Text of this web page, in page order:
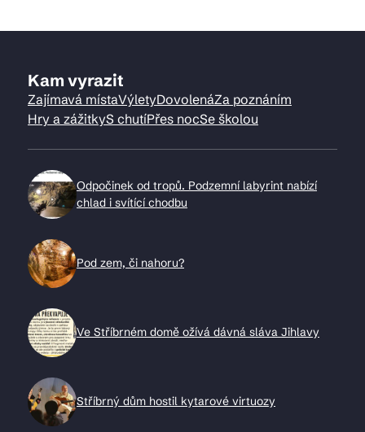
Kam vyrazit
Zajímavá místaVýletyDovolenáZa poznáním
Hry a zážitkyS chutíPřes nocSe školou
Odpočinek od tropů. Podzemní labyrint nabízí
chlad i svítící chodbu
Pod zem, či nahoru?
Ve Stříbrném domě ožívá dávná sláva Jihlavy
Stříbrný dům hostil kytarové virtuozy